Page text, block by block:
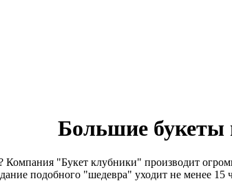
Большие букеты
"Букет клубники" производит
подобного "шедевра" уходит не менее